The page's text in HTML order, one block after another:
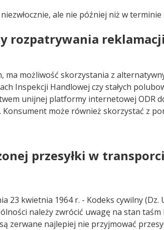
ale nie później niż w
rozpatrywania
ma możliwość skorzystania z
Inspekcji Handlowej czy stałych
unijnej platformy internetowej ODR
może również skorzystać z
przesyłki w
23 kwietnia 1964 r. - Kodeks cywilny
należy zwrócić uwagę na stan
zerwane najlepiej nie przyjmować